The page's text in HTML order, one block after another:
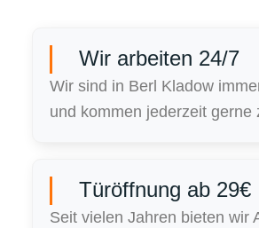
Wir arbeiten 24/7
Wir sind in Berl Kladow
und kommen jederzeit gerne
Türöffnung ab 29€
Seit vielen Jahren bieten wir